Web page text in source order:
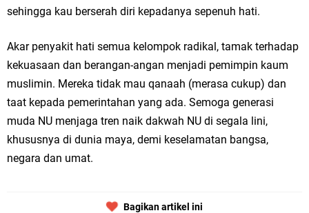
sehingga kau berserah diri kepadanya sepenuh hati.
Akar penyakit hati semua kelompok radikal, tamak terhadap
kekuasaan dan berangan-angan menjadi pemimpin kaum
muslimin. Mereka tidak mau qanaah (merasa cukup) dan
taat kepada pemerintahan yang ada. Semoga generasi
muda NU menjaga tren naik dakwah NU di segala lini,
khususnya di dunia maya, demi keselamatan bangsa,
negara dan umat.
Bagikan artikel ini